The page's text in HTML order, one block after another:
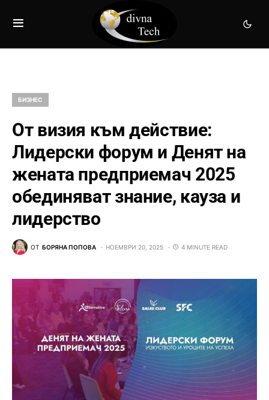
БИЗНЕС
От визия към действие:
Лидерски форум и Денят на
жената предприемач 2025
обединяват знание, кауза и
лидерство
ОТ БОРЯНА ПОПОВА НОЕМВРИ 20, 2025 4 MINUTE READ